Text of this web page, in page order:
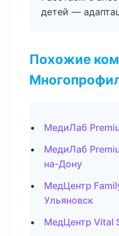
детей —
Похожие
МедиЛаб
МедиЛаб
на-Дону
МедЦентр
Ульяновск
МедЦентр Vital